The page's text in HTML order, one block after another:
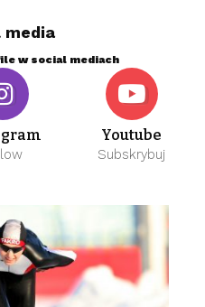
media
w social mediach
Youtube
Subskrybuj